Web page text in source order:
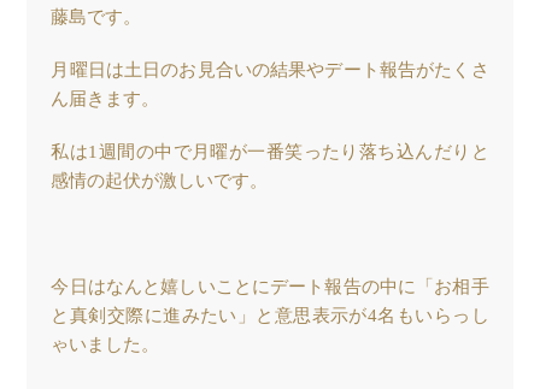
藤島です。
月曜日は土日のお見合いの結果やデート報告がたくさ
ん届きます。
私は1週間の中で月曜が一番笑ったり落ち込んだりと
感情の起伏が激しいです。
今日はなんと嬉しいことにデート報告の中に「お相手
と真剣交際に進みたい」と意思表示が4名もいらっし
ゃいました。